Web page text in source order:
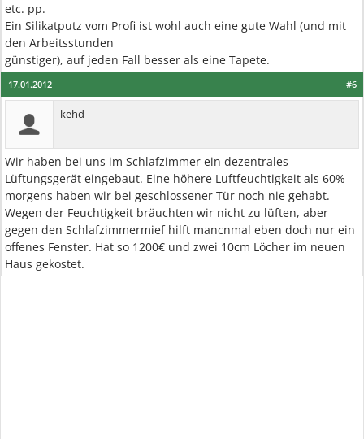
etc. pp.
Ein Silikatputz vom Profi ist wohl auch eine gute Wahl (und mit
den Arbeitsstunden
günstiger), auf jeden Fall besser als eine Tapete.
#6
17.01.2012
kehd
Wir haben bei uns im Schlafzimmer ein dezentrales
Lüftungsgerät eingebaut. Eine höhere Luftfeuchtigkeit als 60%
morgens haben wir bei geschlossener Tür noch nie gehabt.
Wegen der Feuchtigkeit bräuchten wir nicht zu lüften, aber
gegen den Schlafzimmermief hilft mancnmal eben doch nur ein
offenes Fenster. Hat so 1200€ und zwei 10cm Löcher im neuen
Haus gekostet.